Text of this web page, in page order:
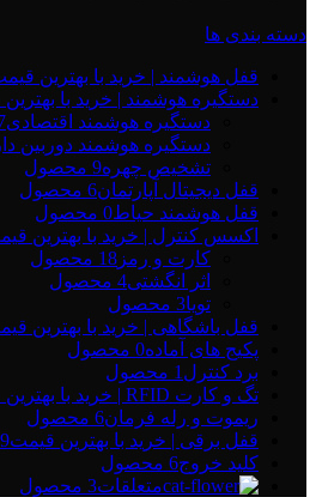
دسته بندی ها
قفل هوشمند | خرید با بهترین
دستگیره هوشمند | خرید با
دستگیره هوشمند اقتصادی7
دستگیره هوشمند دوربین دار
تشخیص چهره9 محصول
قفل دیجیتال آپارتمان6 محصول
قفل هوشمند حیاط0 محصول
اکسس کنترل | خرید با بهترین
کارت و رمز 18 محصول
اثر انگشتی4 محصول
تویا3 محصول
قفل باشگاهی | خرید با بهترین
پکیج های آماده0 محصول
برد کنترل 1 محصول
تگ و کارت RFID | خرید با بهترین قیمت
ریموت و رله فرمان6 محصول
قفل برقی | خرید با بهترین قیمت9 محصول
کلید خروج6 محصول
متعلقات3 محصول